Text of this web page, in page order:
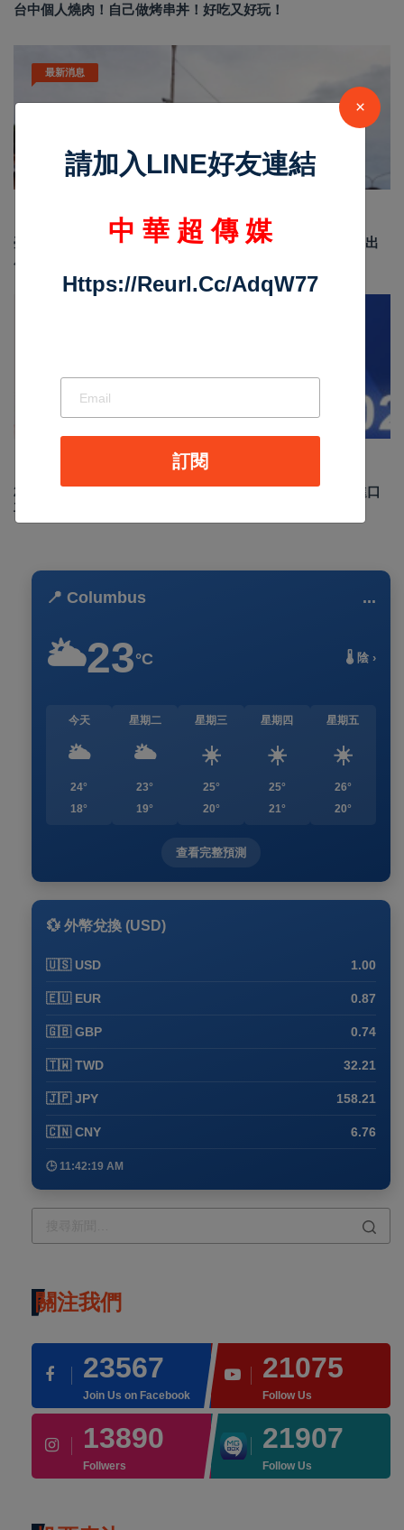
台中個人燒肉！自己做烤串丼！好吃又好玩！
最新消息
187
臺南安平龍舟賽結合反賄選宣導 政風處倡議乾淨選舉 划出
2024年8月台灣新車掛牌數 29,403 輛，國產車整體下滑，進口
車款市占率超過5成
📍 Columbus ...
🌥️23°C 🌡️ 陰 ›
今天
🌥️
24°
18°
星期二
🌥️
23°
19°
星期三
☀️
25°
20°
星期四
☀️
25°
21°
星期五
☀️
26°
20°
查看完整預測
💱 外幣兌換 (USD)
🇺🇸 USD 1.00
🇪🇺 EUR 0.87
🇬🇧 GBP 0.74
🇹🇼 TWD 32.21
🇯🇵 JPY 158.21
🇨🇳 CNY 6.76
🕒 11:42:19 AM
關注我們
23567
Join Us on Facebook
21075
Follow Us
13890
Follwers
21907
Follow Us
×
請加入LINE好友連結
中 華 超 傳 媒
Https://reurl.cc/adqW77
訂閱